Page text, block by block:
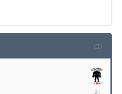
lundi